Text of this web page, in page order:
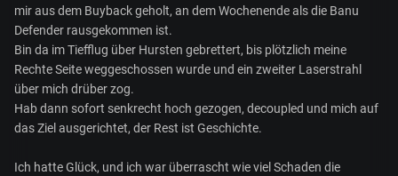
mir aus dem Buyback geholt, an dem Wochenende als die Banu
Defender rausgekommen ist.
Bin da im Tiefflug über Hursten gebrettert, bis plötzlich meine
Rechte Seite weggeschossen wurde und ein zweiter Laserstrahl
über mich drüber zog.
Hab dann sofort senkrecht hoch gezogen, decoupled und mich auf
das Ziel ausgerichtet, der Rest ist Geschichte.
Ich hatte Glück, und ich war überrascht wie viel Schaden die